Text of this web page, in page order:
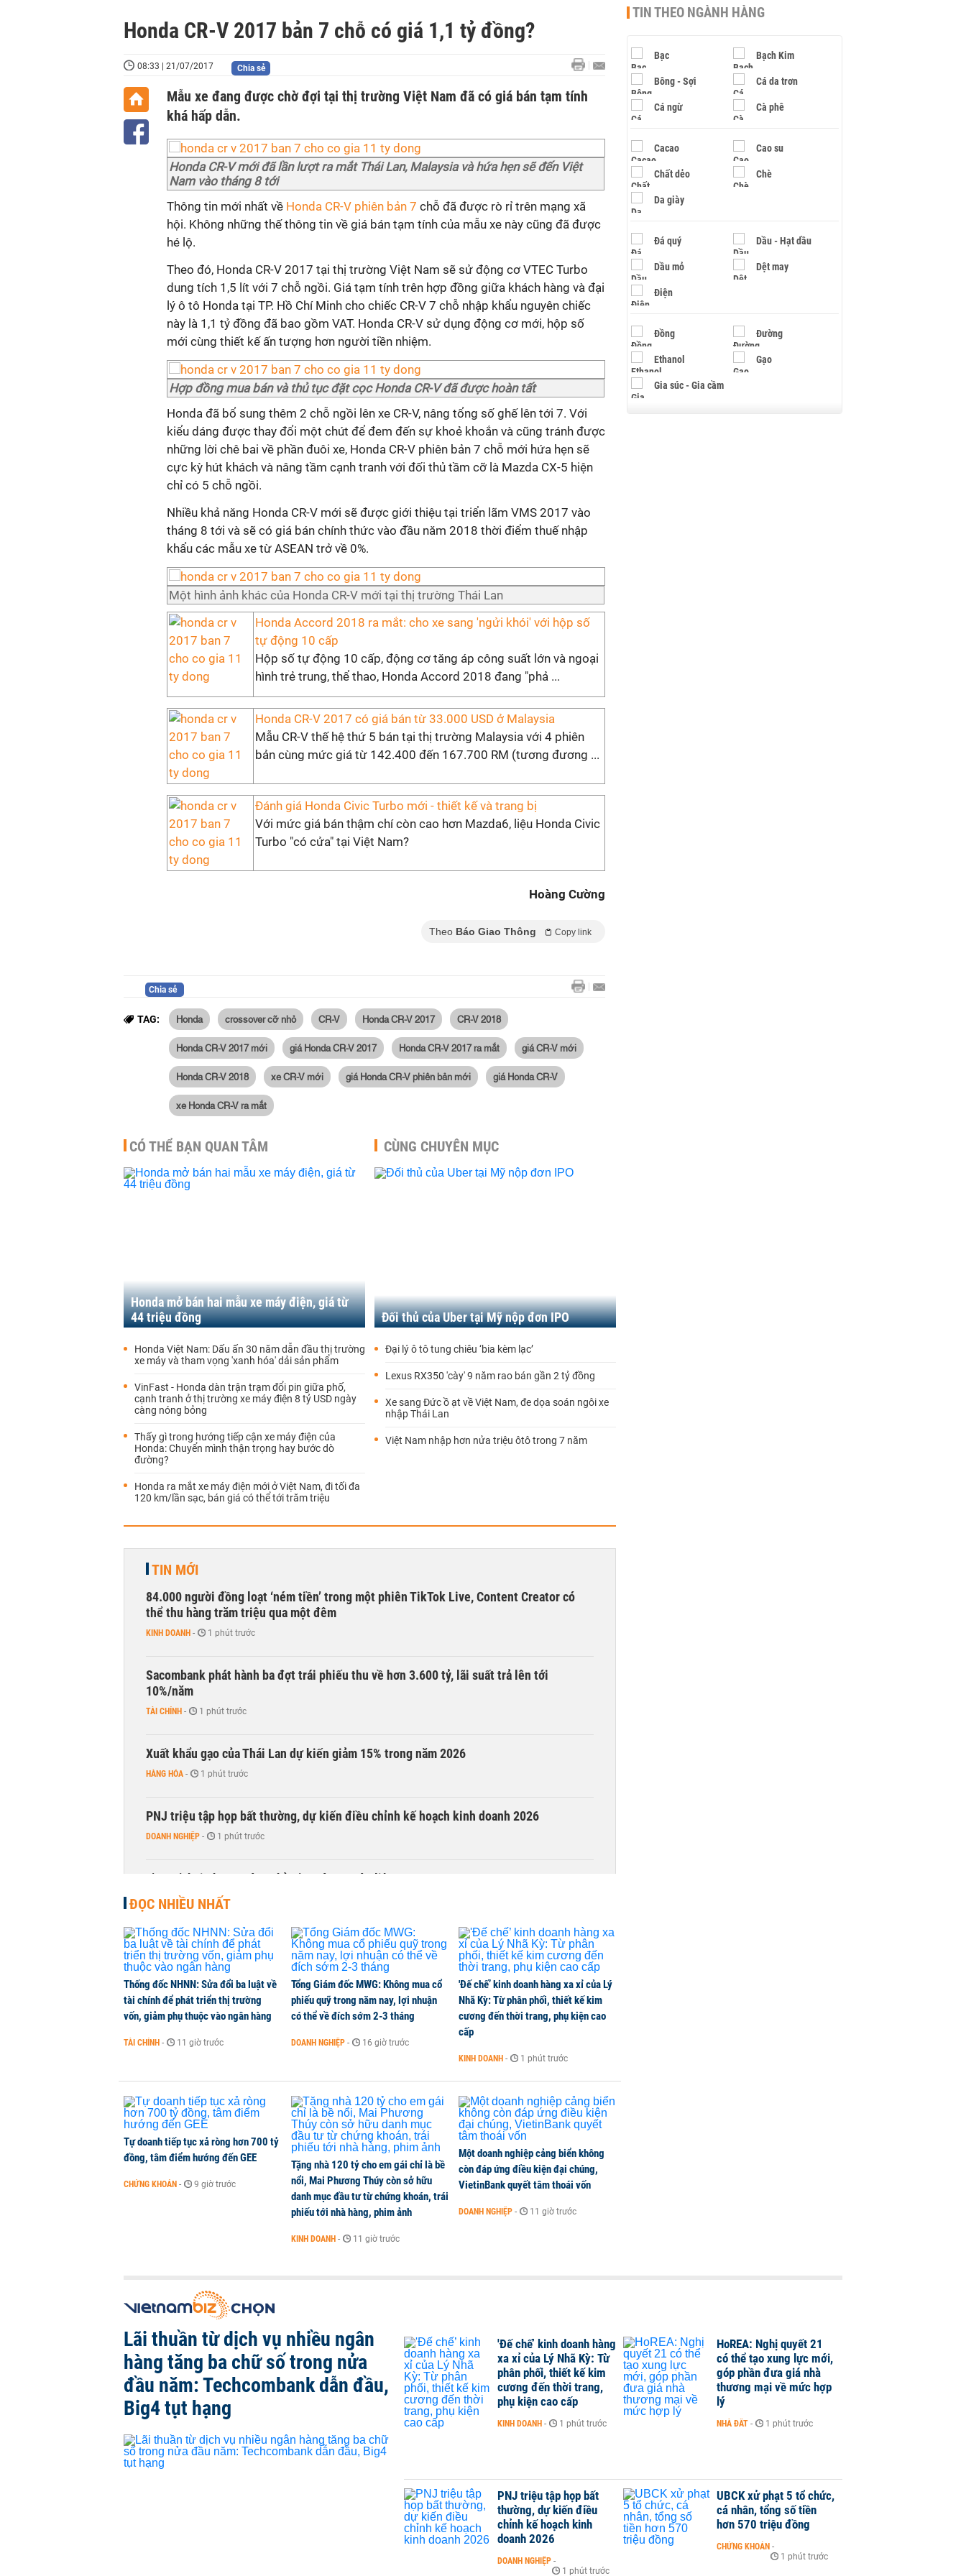
Honda CR-V 2017 bản 7 chỗ có giá 1,1 tỷ đồng?
08:33 | 21/07/2017 Chia sẻ
Mẫu xe đang được chờ đợi tại thị trường Việt Nam đã có giá bán tạm tính
khá hấp dẫn.
Honda CR-V mới đã lần lượt ra mắt Thái Lan, Malaysia và hứa hẹn sẽ đến Việt
Nam vào tháng 8 tới
Thông tin mới nhất về Honda CR-V phiên bản 7 chỗ đã được rò rỉ trên mạng xã
hội. Không những thế thông tin về giá bán tạm tính của mẫu xe này cũng đã được
hé lộ.
Theo đó, Honda CR-V 2017 tại thị trường Việt Nam sẽ sử động cơ VTEC Turbo
dung tích 1,5 lít với 7 chỗ ngồi. Giá tạm tính trên hợp đồng giữa khách hàng và đại
lý ô tô Honda tại TP. Hồ Chí Minh cho chiếc CR-V 7 chỗ nhập khẩu nguyên chiếc
này là 1,1 tỷ đồng đã bao gồm VAT. Honda CR-V sử dụng động cơ mới, hộp số
mới cùng thiết kế ấn tượng hơn người tiền nhiệm.
Hợp đồng mua bán và thủ tục đặt cọc Honda CR-V đã được hoàn tất
Honda đã bổ sung thêm 2 chỗ ngồi lên xe CR-V, nâng tổng số ghế lên tới 7. Với
kiểu dáng được thay đổi một chút để đem đến sự khoẻ khoắn và cũng tránh được
những lời chê bai về phần đuôi xe, Honda CR-V phiên bản 7 chỗ mới hứa hẹn sẽ
cực kỳ hút khách và nâng tầm cạnh tranh với đối thủ tầm cỡ là Mazda CX-5 hiện
chỉ có 5 chỗ ngồi.
Nhiều khả năng Honda CR-V mới sẽ được giới thiệu tại triển lãm VMS 2017 vào
tháng 8 tới và sẽ có giá bán chính thức vào đầu năm 2018 thời điểm thuế nhập
khẩu các mẫu xe từ ASEAN trở về 0%.
Một hình ảnh khác của Honda CR-V mới tại thị trường Thái Lan
Honda Accord 2018 ra mắt: cho xe sang 'ngửi khói' với hộp số
tự động 10 cấp
Hộp số tự động 10 cấp, động cơ tăng áp công suất lớn và ngoại
hình trẻ trung, thể thao, Honda Accord 2018 đang "phả ...
Honda CR-V 2017 có giá bán từ 33.000 USD ở Malaysia
Mẫu CR-V thế hệ thứ 5 bán tại thị trường Malaysia với 4 phiên
bản cùng mức giá từ 142.400 đến 167.700 RM (tương đương ...
Đánh giá Honda Civic Turbo mới - thiết kế và trang bị
Với mức giá bán thậm chí còn cao hơn Mazda6, liệu Honda Civic
Turbo "có cửa" tại Việt Nam?
Hoàng Cường
Theo Báo Giao Thông Copy link
Chia sẻ
TAG: Honda crossover cỡ nhỏ CR-V Honda CR-V 2017 CR-V 2018
Honda CR-V 2017 mới giá Honda CR-V 2017 Honda CR-V 2017 ra mắt giá CR-V mới
Honda CR-V 2018 xe CR-V mới giá Honda CR-V phiên bản mới giá Honda CR-V
xe Honda CR-V ra mắt
CÓ THỂ BẠN QUAN TÂM
Honda mở bán hai mẫu xe máy điện, giá từ
44 triệu đồng
Honda Việt Nam: Dấu ấn 30 năm dẫn đầu thị trường
xe máy và tham vọng 'xanh hóa' dải sản phẩm
VinFast - Honda dàn trận trạm đổi pin giữa phố,
cạnh tranh ở thị trường xe máy điện 8 tỷ USD ngày
càng nóng bỏng
Thấy gì trong hướng tiếp cận xe máy điện của
Honda: Chuyển mình thận trọng hay bước dò
đường?
Honda ra mắt xe máy điện mới ở Việt Nam, đi tối đa
120 km/lần sạc, bán giá có thể tới trăm triệu
CÙNG CHUYÊN MỤC
Đối thủ của Uber tại Mỹ nộp đơn IPO
Đại lý ô tô tung chiêu ‘bia kèm lạc’
Lexus RX350 'cày' 9 năm rao bán gần 2 tỷ đồng
Xe sang Đức ồ ạt về Việt Nam, đe dọa soán ngôi xe
nhập Thái Lan
Việt Nam nhập hơn nửa triệu ôtô trong 7 năm
TIN MỚI
84.000 người đồng loạt ‘ném tiền’ trong một phiên TikTok Live, Content Creator có
thể thu hàng trăm triệu qua một đêm
KINH DOANH - 1 phút trước
Sacombank phát hành ba đợt trái phiếu thu về hơn 3.600 tỷ, lãi suất trả lên tới
10%/năm
TÀI CHÍNH - 1 phút trước
Xuất khẩu gạo của Thái Lan dự kiến giảm 15% trong năm 2026
HÀNG HÓA - 1 phút trước
PNJ triệu tập họp bất thường, dự kiến điều chỉnh kế hoạch kinh doanh 2026
DOANH NGHIỆP - 1 phút trước
Đề xuất hai phương án nghỉ tết 7 và 10 ngày liên tục
THỜI SỰ - 1 phút trước
ĐỌC NHIỀU NHẤT
Thống đốc NHNN: Sửa đổi ba luật về
tài chính để phát triển thị trường
vốn, giảm phụ thuộc vào ngân hàng
TÀI CHÍNH - 11 giờ trước
Tổng Giám đốc MWG: Không mua cổ
phiếu quỹ trong năm nay, lợi nhuận
có thể về đích sớm 2-3 tháng
DOANH NGHIỆP - 16 giờ trước
'Đế chế’ kinh doanh hàng xa xỉ của Lý
Nhã Kỳ: Từ phân phối, thiết kế kim
cương đến thời trang, phụ kiện cao
cấp
KINH DOANH - 1 phút trước
Tự doanh tiếp tục xả ròng hơn 700 tỷ
đồng, tâm điểm hướng đến GEE
CHỨNG KHOÁN - 9 giờ trước
Tặng nhà 120 tỷ cho em gái chỉ là bề
nổi, Mai Phương Thúy còn sở hữu
danh mục đầu tư từ chứng khoán, trái
phiếu tới nhà hàng, phim ảnh
KINH DOANH - 11 giờ trước
Một doanh nghiệp cảng biển không
còn đáp ứng điều kiện đại chúng,
VietinBank quyết tâm thoái vốn
DOANH NGHIỆP - 11 giờ trước
TIN THEO NGÀNH HÀNG
Bạc Bạch Kim
Bông - Sợi Cá da trơn
Cá ngừ Cà phê
Cacao Cao su
Chất dẻo Chè
Da giày
Đá quý Dầu - Hạt dầu
Dầu mỏ Dệt may
Điện
Đồng Đường
Ethanol Gạo
Gia súc - Gia cầm
Lãi thuần từ dịch vụ nhiều ngân
hàng tăng ba chữ số trong nửa
đầu năm: Techcombank dẫn đầu,
Big4 tụt hạng
'Đế chế’ kinh doanh hàng
xa xỉ của Lý Nhã Kỳ: Từ
phân phối, thiết kế kim
cương đến thời trang,
phụ kiện cao cấp
KINH DOANH - 1 phút trước
HoREA: Nghị quyết 21
có thể tạo xung lực mới,
góp phần đưa giá nhà
thương mại về mức hợp
lý
NHÀ ĐẤT - 1 phút trước
PNJ triệu tập họp bất
thường, dự kiến điều
chỉnh kế hoạch kinh
doanh 2026
DOANH NGHIỆP -
1 phút trước
UBCK xử phạt 5 tổ chức,
cá nhân, tổng số tiền
hơn 570 triệu đồng
CHỨNG KHOÁN -
1 phút trước